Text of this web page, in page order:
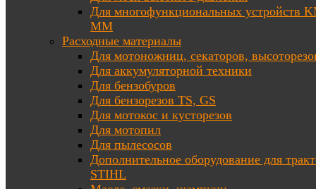
Для многофункциональных устройств
MM
Расходные материалы
Для мотоножниц, секаторов,
Для аккумуляторной техники
Для бензобуров
Для бензорезов TS, GS
Для мотокос и кусторезов
Для мотопил
Для пылесосов
Дополнительное оборудование для
STIHL